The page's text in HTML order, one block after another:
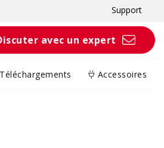
Support
avec un expert
Téléchargements Accessoires